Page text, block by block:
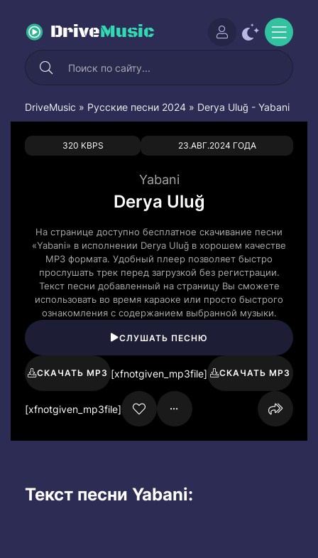
DriveMusic
DriveMusic » Русские песни 2024 » Derya Uluğ - Yabani
320 KBPS 23.АВГ.2024 ГОДА
0 0
Yabani
Derya Uluğ
На странице доступно бесплатное скачивание песни
«Yabani» в исполнении Derya Uluğ в хорошем качестве
MP3 формата. Удобный плеер позволяет быстро
прослушать трек перед загрузкой без регистрации.
Текст песни добавленный на страницу Вы сможете
использовать во время караоке или просто быстрого
ознакомления с содержанием выбранной музыки.
СЛУШАТЬ ПЕСНЮ
СКАЧАТЬ MP3 [xfnotgiven_mp3file] СКАЧАТЬ MP3
[xfnotgiven_mp3file]
Текст песни Yabani: